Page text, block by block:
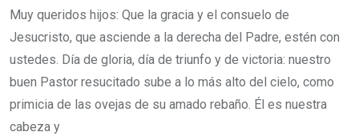
Muy queridos hijos: Que la gracia y el consuelo de
Jesucristo, que asciende a la derecha del Padre, estén con
ustedes. Día de gloria, día de triunfo y de victoria: nuestro
buen Pastor resucitado sube a lo más alto del cielo, como
primicia de las ovejas de su amado rebaño. Él es nuestra
cabeza y